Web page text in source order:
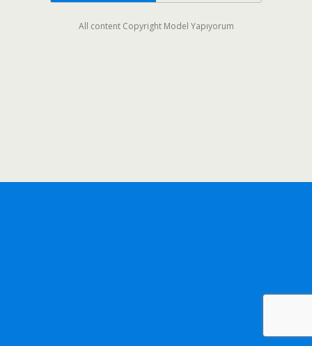
All content Copyright Model Yapıyorum